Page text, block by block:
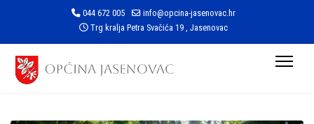
044 672 005
info@opcina-jasenovac.hr
Trg kralja Petra Svačića 19 , Jasenovac